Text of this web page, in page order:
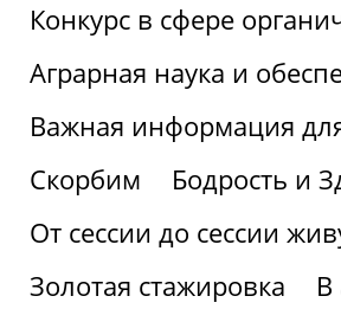
Конкурс в сфере
Аграрная наука и
Важная информация
Скорбим
Бодрость и
От сессии до сессии
Золотая стажировка
В